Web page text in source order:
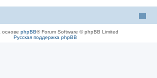
основе phpBB® Forum Software © phpBB Limited
Русская поддержка phpBB